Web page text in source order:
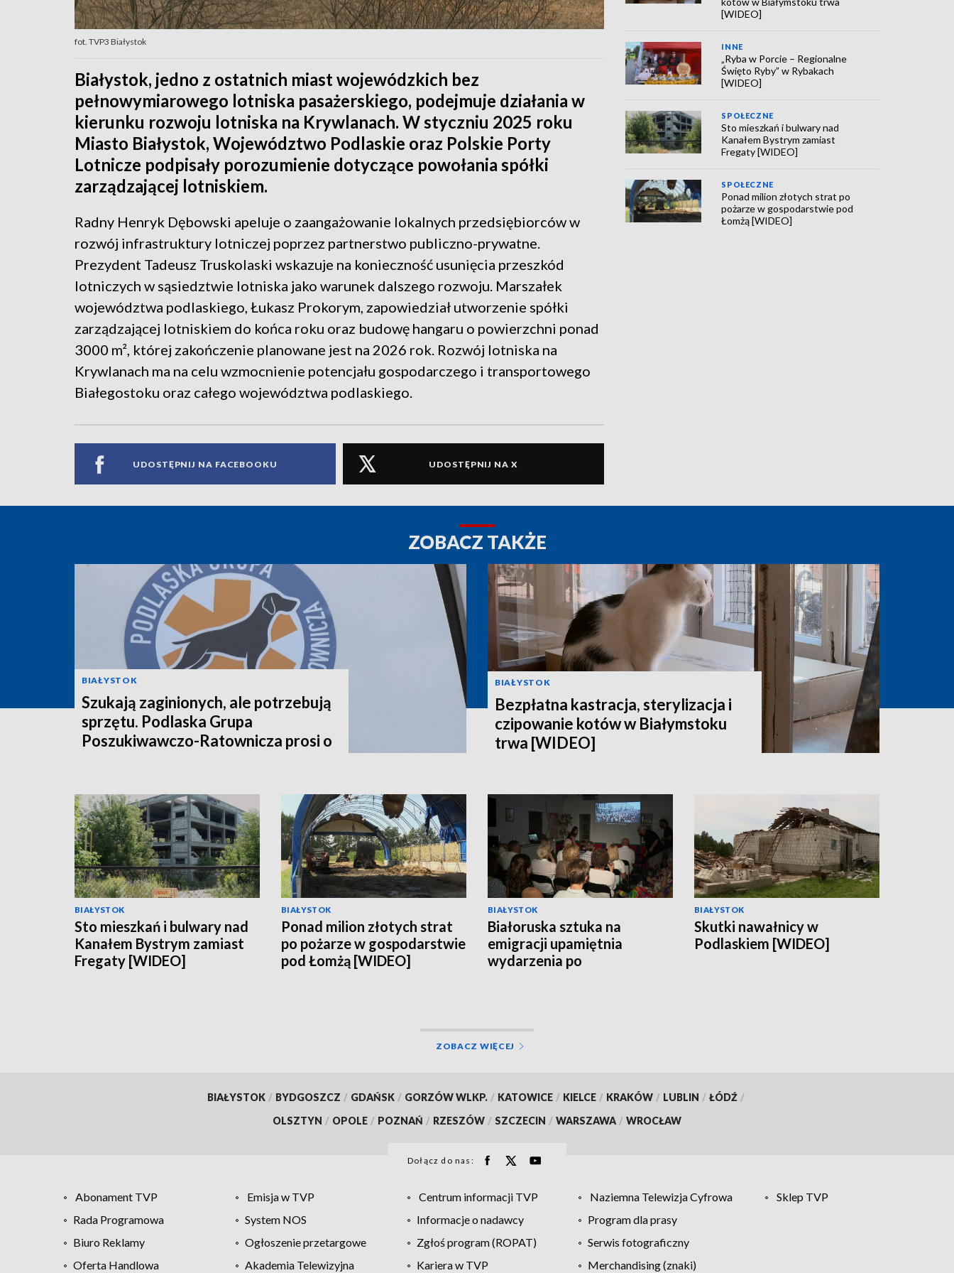
fot. TVP3 Białystok
Białystok, jedno z ostatnich miast wojewódzkich bez
pełnowymiarowego lotniska pasażerskiego, podejmuje działania w
kierunku rozwoju lotniska na Krywlanach. W styczniu 2025 roku
Miasto Białystok, Województwo Podlaskie oraz Polskie Porty
Lotnicze podpisały porozumienie dotyczące powołania spółki
zarządzającej lotniskiem.
Radny Henryk Dębowski apeluje o zaangażowanie lokalnych przedsiębiorców w
rozwój infrastruktury lotniczej poprzez partnerstwo publiczno-prywatne.
Prezydent Tadeusz Truskolaski wskazuje na konieczność usunięcia przeszkód
lotniczych w sąsiedztwie lotniska jako warunek dalszego rozwoju. Marszałek
województwa podlaskiego, Łukasz Prokorym, zapowiedział utworzenie spółki
zarządzającej lotniskiem do końca roku oraz budowę hangaru o powierzchni ponad
3000 m², której zakończenie planowane jest na 2026 rok. Rozwój lotniska na
Krywlanach ma na celu wzmocnienie potencjału gospodarczego i transportowego
Białegostoku oraz całego województwa podlaskiego.
UDOSTĘPNIJ NA FACEBOOKU UDOSTĘPNIJ NA X
[WIDEO]
INNE
„Ryba w Porcie – Regionalne
Święto Ryby” w Rybakach
[WIDEO]
SPOŁECZNE
Sto mieszkań i bulwary nad
Kanałem Bystrym zamiast
Fregaty [WIDEO]
SPOŁECZNE
Ponad milion złotych strat po
pożarze w gospodarstwie pod
Łomżą [WIDEO]
ZOBACZ TAKŻE
BIAŁYSTOK
Szukają zaginionych, ale potrzebują
sprzętu. Podlaska Grupa
Poszukiwawczo-Ratownicza prosi o
BIAŁYSTOK
Bezpłatna kastracja, sterylizacja i
czipowanie kotów w Białymstoku
trwa [WIDEO]
BIAŁYSTOK
Sto mieszkań i bulwary nad
Kanałem Bystrym zamiast
Fregaty [WIDEO]
BIAŁYSTOK
Ponad milion złotych strat
po pożarze w gospodarstwie
pod Łomżą [WIDEO]
BIAŁYSTOK
Białoruska sztuka na
emigracji upamiętnia
wydarzenia po
BIAŁYSTOK
Skutki nawałnicy w
Podlaskiem [WIDEO]
ZOBACZ WIĘCEJ
BIAŁYSTOK / BYDGOSZCZ / GDAŃSK / GORZÓW WLKP. / KATOWICE / KIELCE / KRAKÓW / LUBLIN / ŁÓDŹ /
OLSZTYN / OPOLE / POZNAŃ / RZESZÓW / SZCZECIN / WARSZAWA / WROCŁAW
Dołącz do nas:
Abonament TVP Emisja w TVP Centrum informacji TVP Naziemna Telewizja Cyfrowa
Sklep TVP
Rada Programowa
System NOS Informacje o nadawcy
Program dla prasy
Biuro Reklamy
Ogłoszenie przetargowe Zgłoś program (ROPAT)
Serwis fotograficzny
Oferta Handlowa
Akademia Telewizyjna Kariera w TVP Merchandising (znaki)